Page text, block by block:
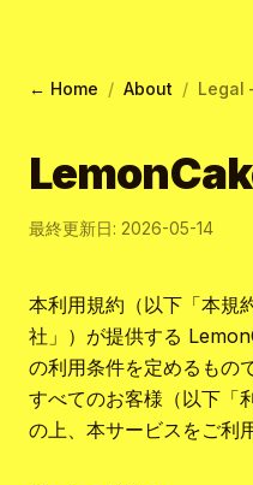
← Home / About / Legal
最終更新日: 2026-05-14
本利用規約（以下「本規
社」）が提供する
の利用条件を定めるもの
すべてのお客様（以下「
の上、本サービスをご利